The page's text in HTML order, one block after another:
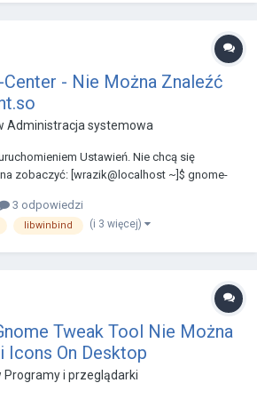
- Nie Można Znaleźć
Administracja systemowa
Ustawień. Nie chcą się
zobaczyć: [wrazik@localhost ~]$ gnome-
cannot open shared object file: No such
3 odpowiedzi
libwinbind (i 3 więcej)
Tweak Tool Nie Można
Icons On Desktop
Programy i przeglądarki